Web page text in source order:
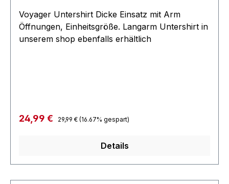
Voyager Untershirt Dicke Einsatz mit Arm
Öffnungen, Einheitsgröße. Langarm Untershirt in
unserem shop ebenfalls erhältlich
Verkaufspreis:
24,99 € Regulärer Preis:
29,99 € (16.67% gespart)
Details